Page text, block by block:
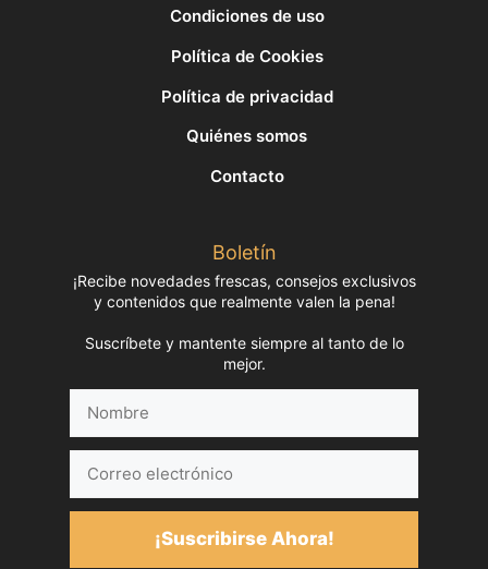
Condiciones de uso
Política de Cookies
Política de privacidad
Quiénes somos
Contacto
Boletín
¡Recibe novedades frescas, consejos exclusivos
y contenidos que realmente valen la pena!
Suscríbete y mantente siempre al tanto de lo
mejor.
electrónico
¡Suscribirse Ahora!